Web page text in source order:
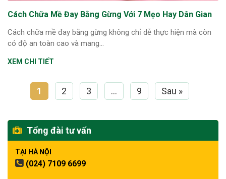
Cách Chữa Mề Đay Bằng Gừng Với 7 Mẹo Hay Dân Gian
Cách chữa mề đay bằng gừng không chỉ dễ thực hiện mà còn
có độ an toàn cao và mang...
XEM CHI TIẾT
1 2 3 … 9 Sau »
Tổng đài tư vấn
TẠI HÀ NỘI
(024) 7109 6699